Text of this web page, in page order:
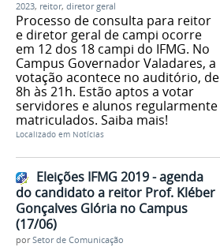
2023, reitor, diretor geral
Processo de consulta para reitor
e diretor geral de campi ocorre
em 12 dos 18 campi do IFMG. No
Campus Governador Valadares, a
votação acontece no auditório, de
8h às 21h. Estão aptos a votar
servidores e alunos regularmente
matriculados. Saiba mais!
Localizado em Notícias
Eleições IFMG 2019 - agenda
do candidato a reitor Prof. Kléber
Gonçalves Glória no Campus
(17/06)
porSetor de Comunicação